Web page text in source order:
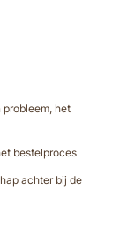
probleem, het
bestelproces
achter bij de